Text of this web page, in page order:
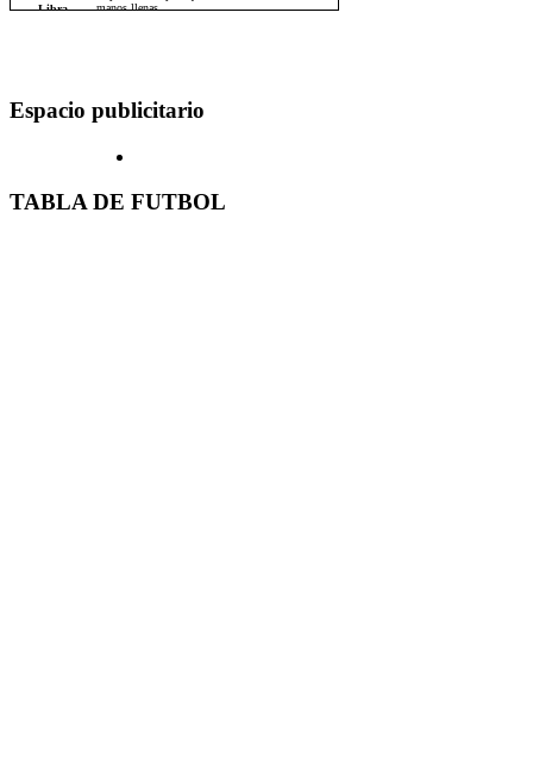
Espacio publicitario
TABLA DE FUTBOL